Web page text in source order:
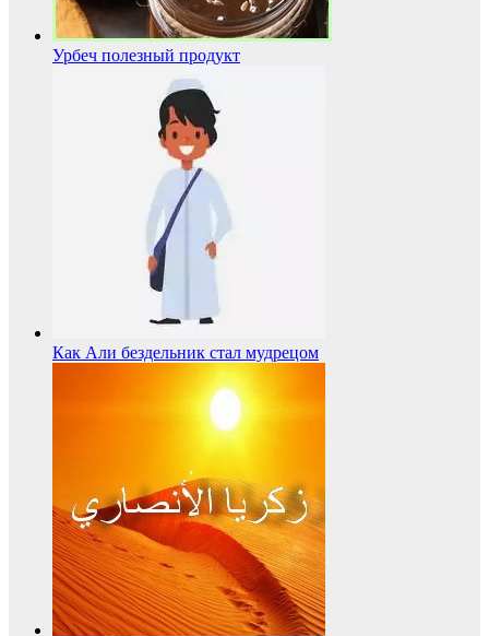
Урбеч полезный продукт
Как Али бездельник стал мудрецом